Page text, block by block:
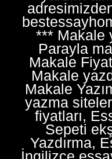
*** Makale
Parayla
Makale
Makale
Makale
yazma
fiyatları,
Sepeti
Yazdırma,